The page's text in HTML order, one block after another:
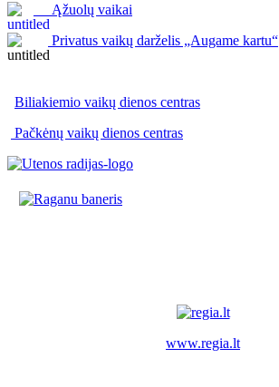
Ąžuolų vaikai
Privatus vaikų darželis „Augame kartu“
Biliakiemio vaikų dienos centras
Pačkėnų vaikų dienos centras
www.regia.lt